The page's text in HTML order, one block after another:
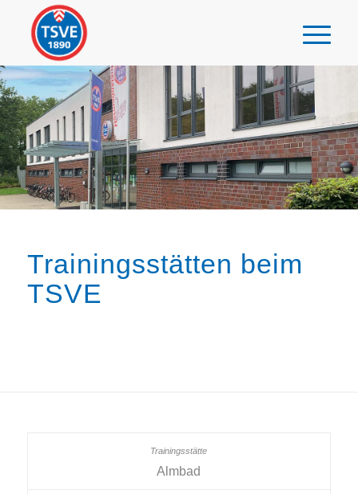
Trainingsstätten beim
TSVE
Almbad